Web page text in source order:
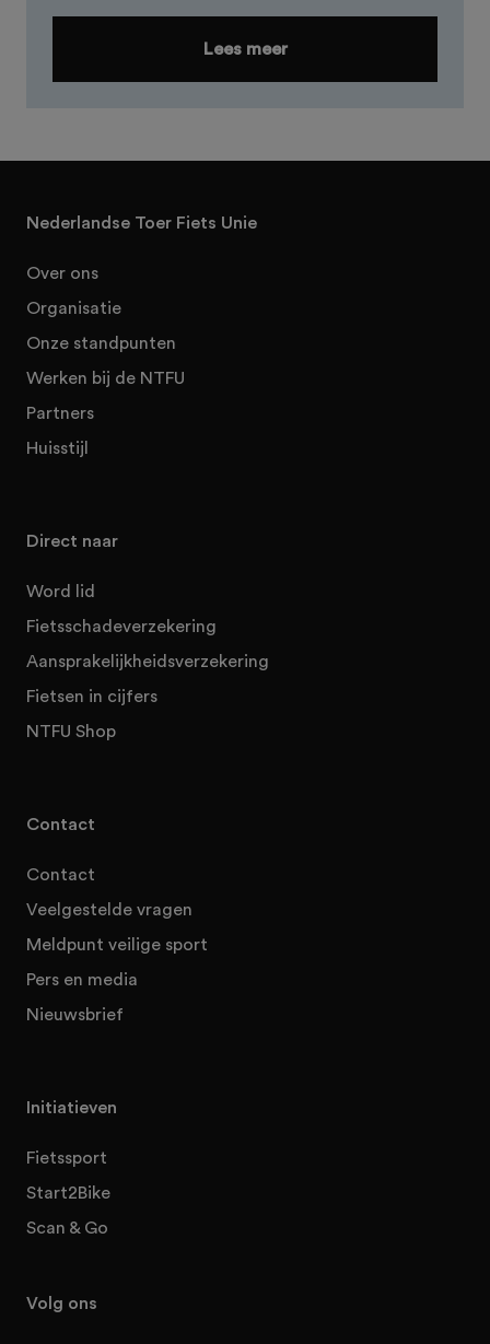
Lees meer
Nederlandse Toer Fiets Unie
Over ons
Organisatie
Onze standpunten
Werken bij de NTFU
Partners
Huisstijl
Direct naar
Word lid
Fietsschadeverzekering
Aansprakelijkheidsverzekering
Fietsen in cijfers
NTFU Shop
Contact
Contact
Veelgestelde vragen
Meldpunt veilige sport
Pers en media
Nieuwsbrief
Initiatieven
Fietssport
Start2Bike
Scan & Go
Volg ons